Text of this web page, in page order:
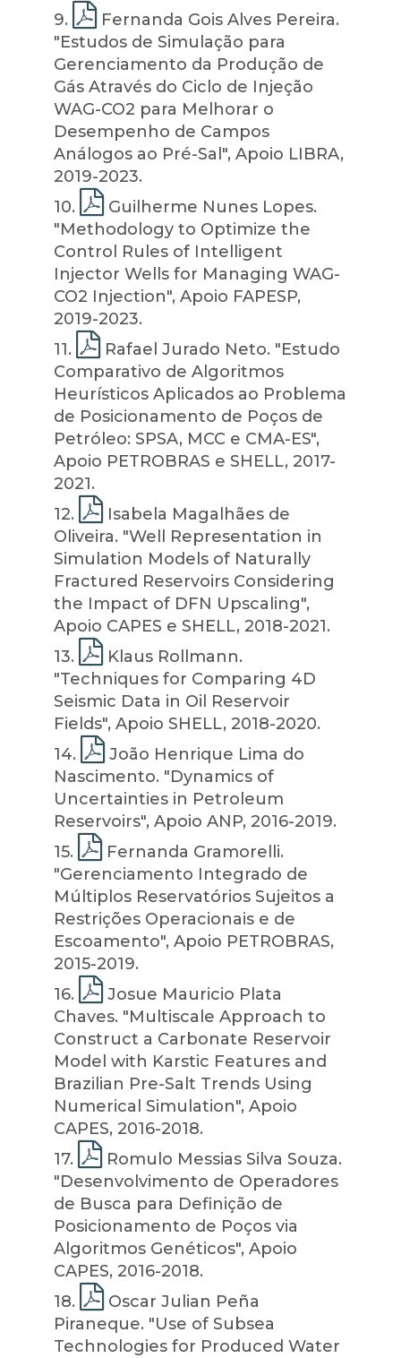
9.
Fernanda Gois Alves Pereira.
"Estudos de Simulação para
Gerenciamento da Produção de
Gás Através do Ciclo de Injeção
WAG-CO2 para Melhorar o
Desempenho de Campos
Análogos ao Pré-Sal", Apoio LIBRA,
2019-2023.
10.
Guilherme Nunes Lopes.
"Methodology to Optimize the
Control Rules of Intelligent
Injector Wells for Managing WAG-
CO2 Injection", Apoio FAPESP,
2019-2023.
11.
Rafael Jurado Neto. "Estudo
Comparativo de Algoritmos
Heurísticos Aplicados ao Problema
de Posicionamento de Poços de
Petróleo: SPSA, MCC e CMA-ES",
Apoio PETROBRAS e SHELL, 2017-
2021.
12.
Isabela Magalhães de
Oliveira. "Well Representation in
Simulation Models of Naturally
Fractured Reservoirs Considering
the Impact of DFN Upscaling",
Apoio CAPES e SHELL, 2018-2021.
13.
Klaus Rollmann.
"Techniques for Comparing 4D
Seismic Data in Oil Reservoir
Fields", Apoio SHELL, 2018-2020.
14.
João Henrique Lima do
Nascimento. "Dynamics of
Uncertainties in Petroleum
Reservoirs", Apoio ANP, 2016-2019.
15.
Fernanda Gramorelli.
"Gerenciamento Integrado de
Múltiplos Reservatórios Sujeitos a
Restrições Operacionais e de
Escoamento", Apoio PETROBRAS,
2015-2019.
16.
Josue Mauricio Plata
Chaves. "Multiscale Approach to
Construct a Carbonate Reservoir
Model with Karstic Features and
Brazilian Pre-Salt Trends Using
Numerical Simulation", Apoio
CAPES, 2016-2018.
17.
Romulo Messias Silva Souza.
"Desenvolvimento de Operadores
de Busca para Definição de
Posicionamento de Poços via
Algoritmos Genéticos", Apoio
CAPES, 2016-2018.
18.
Oscar Julian Peña
Piraneque. "Use of Subsea
Technologies for Produced Water